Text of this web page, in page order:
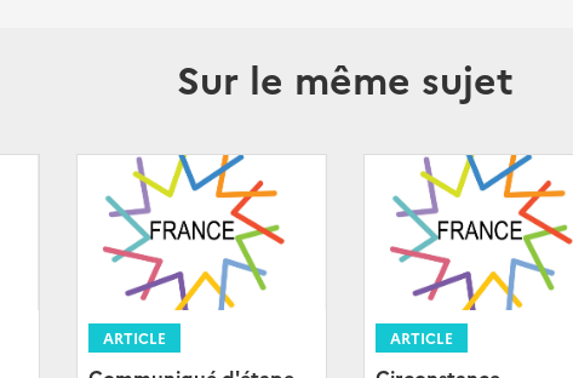
Sur le même sujet
ARTICLE ARTICLE